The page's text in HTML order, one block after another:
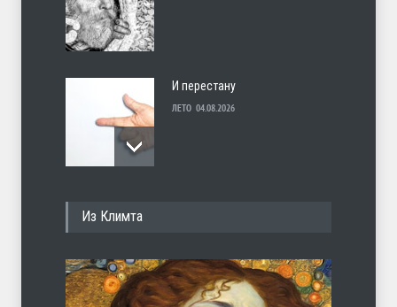
И перестану
ЛЕТО 04.08.2026
Из Климта